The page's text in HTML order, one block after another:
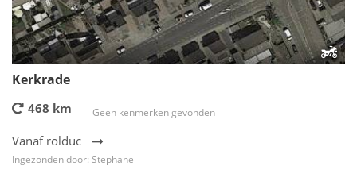
Kerkrade
468 km Geen kenmerken gevonden
Vanaf rolduc
Ingezonden door: Stephane